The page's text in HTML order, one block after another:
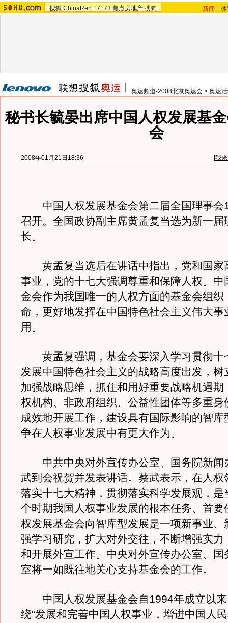
搜狐 ChinaRen 17173 焦点房地产 搜狗 新闻 -
奥运频道-2008北京奥运会 > 奥运
秘书长毓晏出席中国人权发展基
会
2008年01月21日18:36 [我
中国人权发展基金会第二届全国理事会
召开。全国政协副主席黄孟复当选为新一届
长。
黄孟复当选后在讲话中指出，党和国家
事业，党的十七大强调尊重和保障人权。中
金会作为我国唯一的人权方面的基金会组织
命，更好地发挥在中国特色社会主义伟大事
用。
黄孟复强调，基金会要深入学习贯彻十
发展中国特色社会主义的战略高度出发，树
加强战略思维，抓住和用好重要战略机遇期
权机构、非政府组织、公益性团体等多重身
成效地开展工作，建设具有国际影响的智库
争在人权事业发展中有更大作为。
中共中央对外宣传办公室、国务院新闻
武到会祝贺并发表讲话。蔡武表示，在人权
落实十七大精神，贯彻落实科学发展观，是
个时期我国人权事业发展的根本任务、首要
权发展基金会向智库型发展是一项新事业、
强学习研究，扩大对外交往，不断增强实力
和开展外宣工作。中央对外宣传办公室、国
室将一如既往地关心支持基金会的工作。
中国人权发展基金会自1994年成立以来
绕“发展和完善中国人权事业，增进中国人